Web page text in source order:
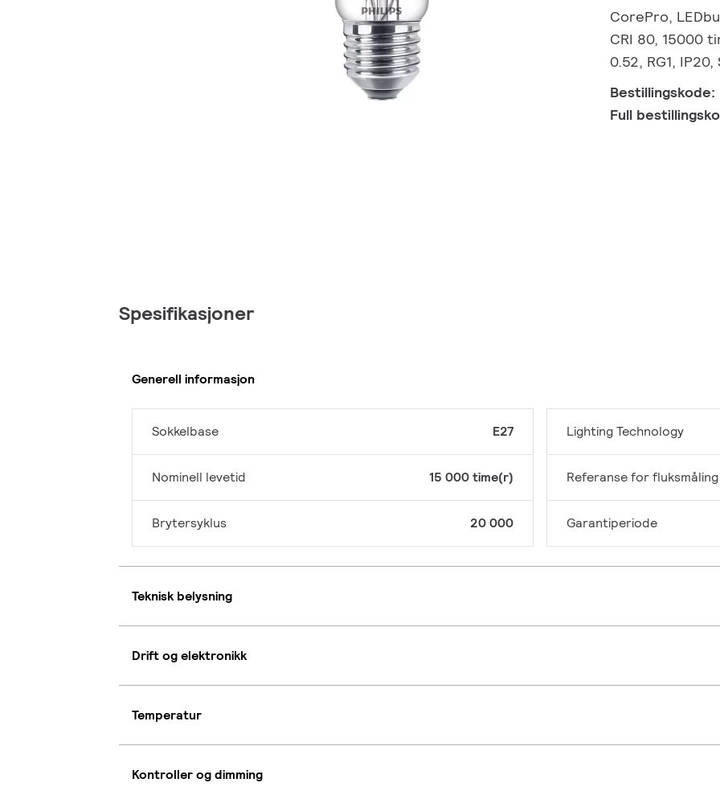
CorePro,
CRI 80, 15000
0.52, RG1, IP20,
Bestillingskode:
Full
Spesifikasjoner
Generell informasjon
Sokkelbase E27
Nominell levetid 15 000 time(r)
Brytersyklus 20 000
Lighting Technology
Referanse for fluksmåling
Garantiperiode
Teknisk belysning
Drift og elektronikk
Temperatur
Kontroller og dimming